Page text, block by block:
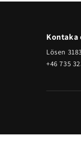
Kontaka
Lösen
+46 735